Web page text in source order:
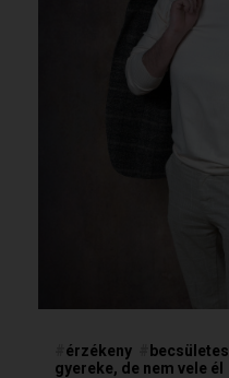
érzékeny becsületes
gyereke, de nem vele él